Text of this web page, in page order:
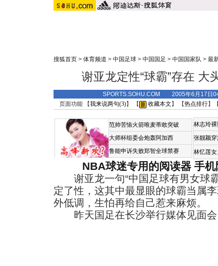
搜狐首页 > 体育频道 > 中国足球 > 中国国足 > 中国国家队 > 最
谢亚龙定性“球霸”存在 大
SPORTS.SOHU.COM 2005年6月17日
页面功能 【我来说两句(3)】 【 收藏本文 】 【热点排行】
范帅苦恼火箭唯麦蒂敢突破
大师杯组委会炮轰阿加西
鲁能申诉失败郑智全球禁赛
林志玲
张靓颖
林忆莲
NBA球迷专用的阅读器 手
谢亚龙一句“中国足球有男女球
定了性，这其中最显眼的球霸当属
外低调，生怕再给自己惹来麻烦。
昨天国足在长沙举行媒体见面会